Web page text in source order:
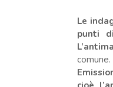
Le
punti
comune.